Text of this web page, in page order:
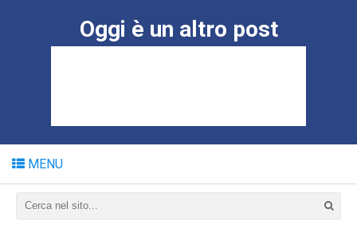
Oggi è un altro post
MENU